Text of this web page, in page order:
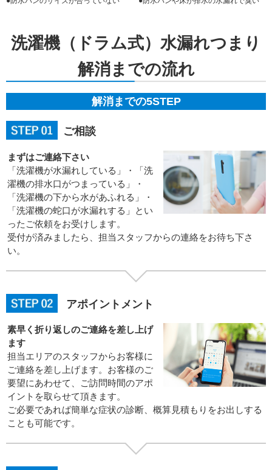
洗濯機（ドラム式）水漏れつまり
解消までの流れ
解消までの5STEP
ご相談
まずはご連絡下さい
「洗濯機が水漏れしている」・「洗
濯機の排水口がつまっている」・
「洗濯機の下から水があふれる」・
「洗濯機の蛇口が水漏れする」とい
ったご依頼をお受けします。
受付が済みましたら、担当スタッフからの連絡をお待ち下さ
い。
アポイントメント
素早く折り返しのご連絡を差し上げ
ます
担当エリアのスタッフからお客様に
ご連絡を差し上げます。お客様のご
要望にあわせて、ご訪問時間のアポ
イントを取らせて頂きます。
ご必要であれば簡単な症状の診断、概算見積もりをお出しする
ことも可能です。